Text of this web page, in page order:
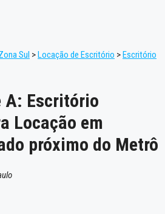
Sul >Locação de Escritório >Escritório
A: Escritório
Locação em
próximo do Metrô